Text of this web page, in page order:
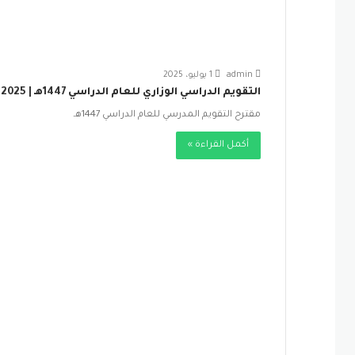
admin 1 يوليو، 2025
التقويم الدراسي الوزاري للعام الدراسي 1447هـ | 2025-2026 م
مقترح التقويم المدرسي للعام الدراسي 1447هـ
أكمل القراءة »